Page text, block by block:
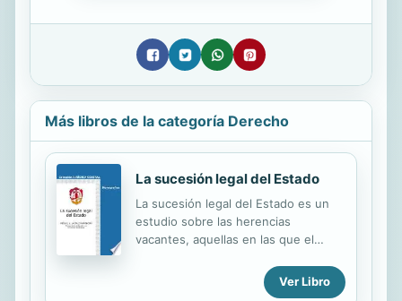
Más libros de la categoría Derecho
La sucesión legal del Estado
La sucesión legal del Estado es un
estudio sobre las herencias
vacantes, aquellas en las que el
porque los llamados por testamento
o ley repudian la herencia, ya porque
Ver Libro